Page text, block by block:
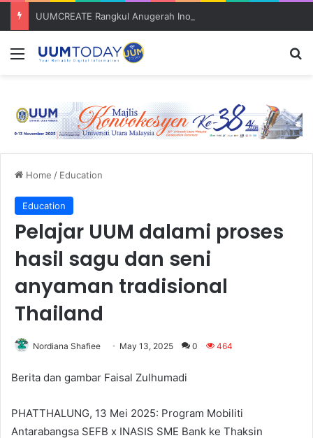
Menu
Home / Education
Education
Pelajar UUM dalami proses
hasil sagu dan seni
anyaman tradisional
Thailand
Nordiana Shafiee May 13, 2025 0 464
Berita dan gambar Faisal Zulhumadi
PHATTHALUNG, 13 Mei 2025: Program Mobiliti
Antarabangsa SEFB x INASIS SME Bank ke Thaksin